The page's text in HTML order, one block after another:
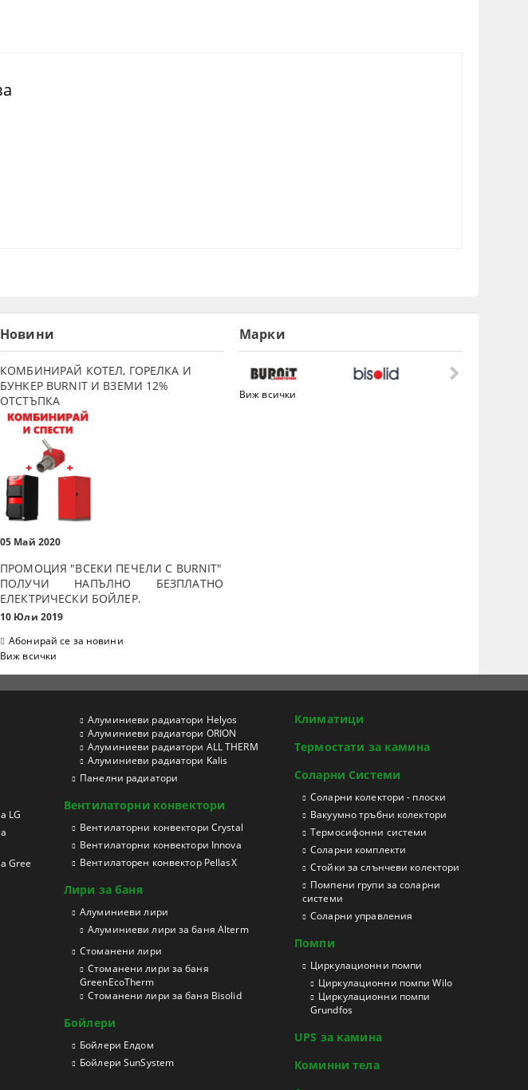
Новини
КОМБИНИРАЙ КОТЕЛ, ГОРЕЛКА И
БУНКЕР BURNIT И ВЗЕМИ 12%
ОТСТЪПКА
05 Май 2020
ПРОМОЦИЯ "ВСЕКИ ПЕЧЕЛИ С BURNIT"
ПОЛУЧИ НАПЪЛНО БЕЗПЛАТНО
ЕЛЕКТРИЧЕСКИ БОЙЛЕР.
10 Юли 2019
Абонирай се за новини
Виж всички
Марки
Виж всички
LG
Gree
Aлуминиеви радиатори Helyos
Aлуминиеви радиатори ORION
Aлуминиеви радиатори ALL THERM
Aлуминиеви радиатори Kalis
Панелни радиатори
Вентилаторни конвектори
Вентилаторни конвектори Crystal
Вентилаторни конвектори Innova
Вентилаторен конвектор PellasX
Лири за баня
Aлуминиеви лири
Алуминиеви лири за баня Alterm
Стоманени лири
Стоманени лири за баня
GreenEcoTherm
Стоманени лири за баня Bisolid
Бойлери
Бойлери Елдом
Бойлери SunSystem
Климатици
Термостати за камина
Соларни Системи
Соларни колектори - плоски
Вакуумно тръбни колектори
Термосифонни системи
Соларни комплекти
Стойки за слънчеви колектори
Помпени групи за соларни
системи
Соларни управления
Помпи
Циркулационни помпи
Циркулационни помпи Wilo
Циркулационни помпи
Grundfos
UPS за камина
Коминни тела